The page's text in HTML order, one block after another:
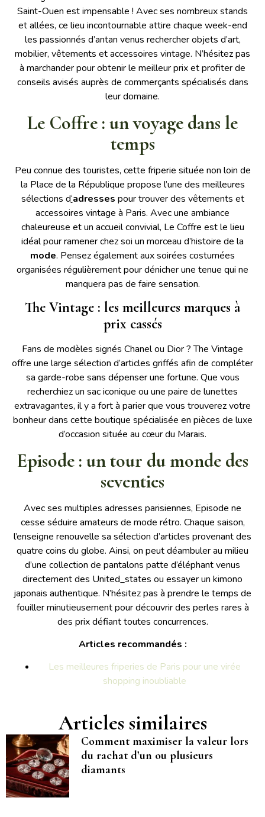
Articles similaires
Comment maximiser la valeur lors
du rachat d’un ou plusieurs
diamants
Saint-Ouen est impensable ! Avec ses nombreux stands
et allées, ce lieu incontournable attire chaque week-end
les passionnés d’antan venus rechercher objets d’art,
mobilier, vêtements et accessoires vintage. N’hésitez pas
à marchander pour obtenir le meilleur prix et profiter de
conseils avisés auprès de commerçants spécialisés dans
leur domaine.
Le Coffre : un voyage dans le
temps
Peu connue des touristes, cette friperie située non loin de
la Place de la République propose l’une des meilleures
sélections d‘adresses pour trouver des vêtements et
accessoires vintage à Paris. Avec une ambiance
chaleureuse et un accueil convivial, Le Coffre est le lieu
idéal pour ramener chez soi un morceau d’histoire de la
mode. Pensez également aux soirées costumées
organisées régulièrement pour dénicher une tenue qui ne
manquera pas de faire sensation.
The Vintage : les meilleures marques à
prix cassés
Fans de modèles signés Chanel ou Dior ? The Vintage
offre une large sélection d’articles griffés afin de compléter
sa garde-robe sans dépenser une fortune. Que vous
recherchiez un sac iconique ou une paire de lunettes
extravagantes, il y a fort à parier que vous trouverez votre
bonheur dans cette boutique spécialisée en pièces de luxe
d’occasion située au cœur du Marais.
Episode : un tour du monde des
seventies
Avec ses multiples adresses parisiennes, Episode ne
cesse séduire amateurs de mode rétro. Chaque saison,
l’enseigne renouvelle sa sélection d’articles provenant des
quatre coins du globe. Ainsi, on peut déambuler au milieu
d’une collection de pantalons patte d’éléphant venus
directement des United_states ou essayer un kimono
japonais authentique. N’hésitez pas à prendre le temps de
fouiller minutieusement pour découvrir des perles rares à
des prix défiant toutes concurrences.
Articles recommandés :
Les meilleures friperies de Paris pour une virée
shopping inoubliable